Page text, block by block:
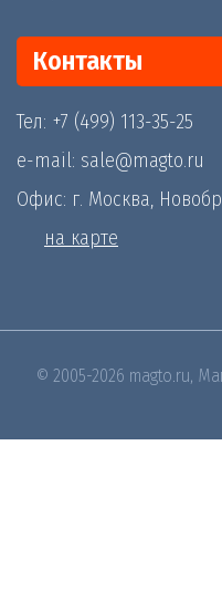
Контакты
Тел: +7 (499) 113-35-25
e-mail: sale@magto.ru
Офис: г. Москва,
на карте
© 2005-2026 magto.ru,